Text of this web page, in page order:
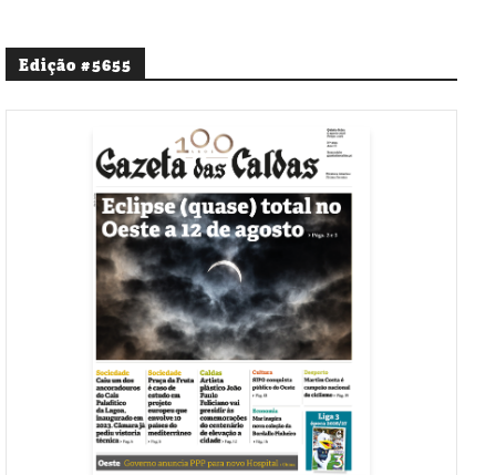
Edição #5655